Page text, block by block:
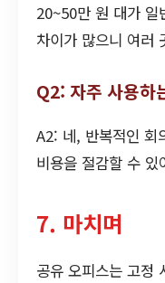
20~50만 원 대가 일
차이가 많으니 여러
Q2: 자주 사용하
A2: 네, 반복적인 회
비용을 절감할 수 있
7. 마치며
공유 오피스는 고정